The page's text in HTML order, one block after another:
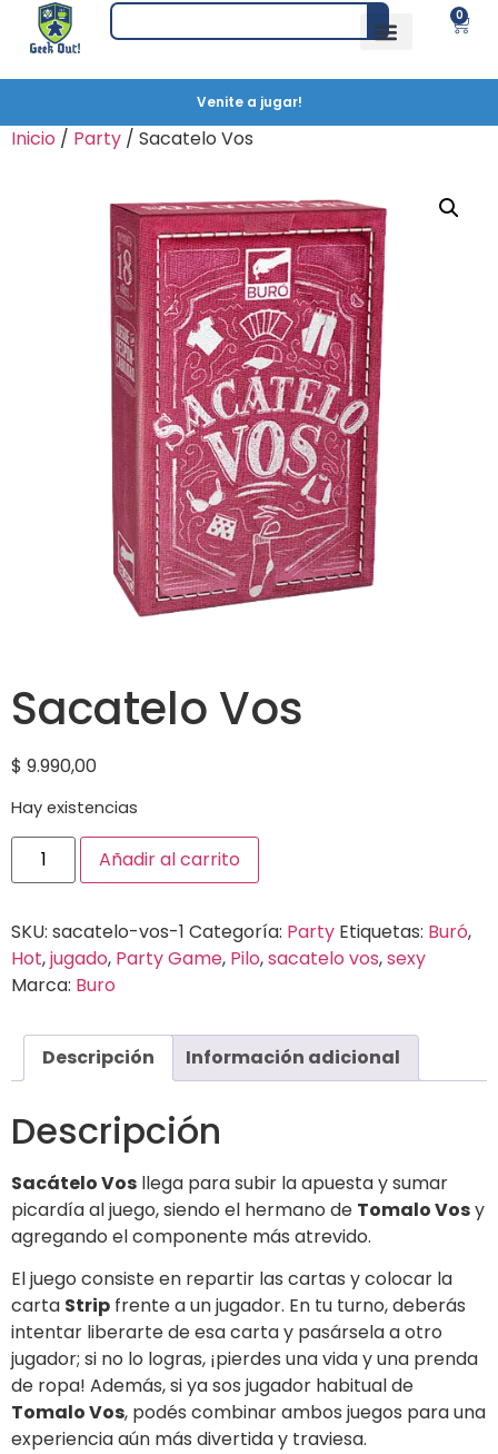
0
Venite a jugar!
Inicio / Party / Sacatelo Vos
Sacatelo Vos
$ 9.990,00
Hay existencias
Añadir al carrito
SKU: sacatelo-vos-1 Categoría: Party Etiquetas: Buró,
Hot,jugado, Party Game, Pilo,sacatelo vos,sexy
Marca: Buro
Descripción Información adicional
Descripción
Sacátelo Vos llega para subir la apuesta y sumar
picardía al juego, siendo el hermano de Tomalo Vosy
agregando el componente más atrevido.
El juego consiste en repartir las cartas y colocar la
carta Strip frente a un jugador. En tu turno, deberás
intentar liberarte de esa carta y pasársela a otro
jugador; si no lo logras, ¡pierdes una vida y una prenda
de ropa! Además, si ya sos jugador habitual de
Tomalo Vos, podés combinar ambos juegos para una
experiencia aún más divertida y traviesa.